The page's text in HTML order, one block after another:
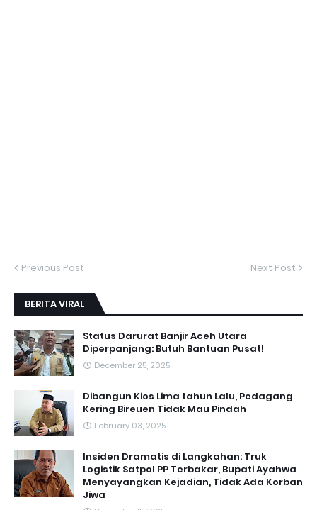
Previous Post Next Post
BERITA VIRAL
Status Darurat Banjir Aceh Utara
Diperpanjang: Butuh Bantuan Pusat!
December 25, 2025
Dibangun Kios Lima tahun Lalu, Pedagang
Kering Bireuen Tidak Mau Pindah
February 03, 2025
Insiden Dramatis di Langkahan: Truk
Logistik Satpol PP Terbakar, Bupati Ayahwa
Menyayangkan Kejadian, Tidak Ada Korban
Jiwa